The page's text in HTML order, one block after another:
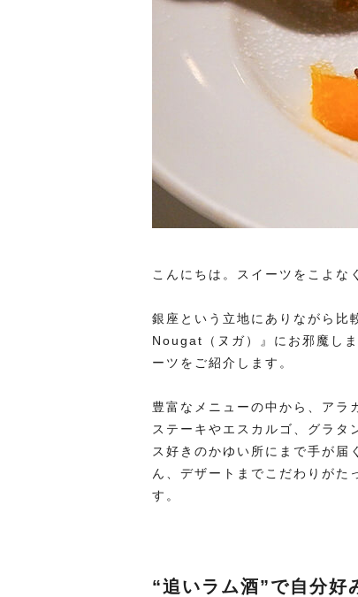
こんにちは。スイーツをこよな
銀座という立地にありながら比
Nougat（ヌガ）』にお邪魔し
ーツをご紹介します。
豊富なメニューの中から、アラ
ステーキやエスカルゴ、グラタ
ス好きのかゆい所にまで手が届
ん、デザートまでこだわりがた
す。
“追いラム酒”で自分好